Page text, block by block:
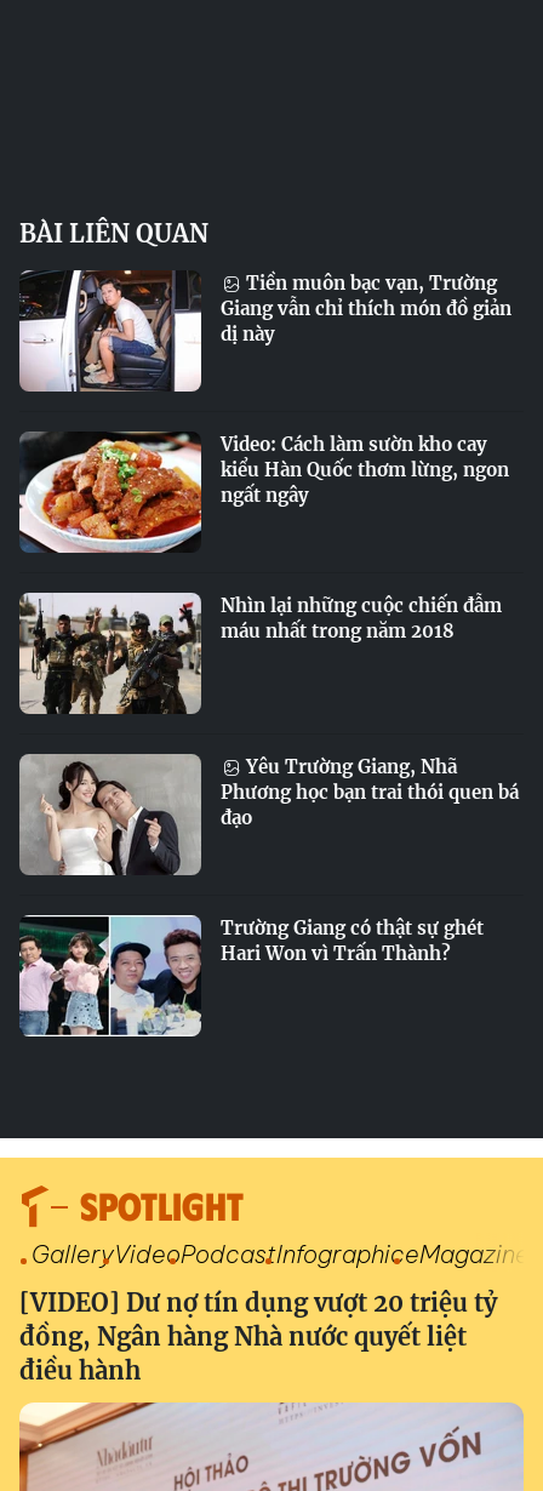
BÀI LIÊN QUAN
Tiền muôn bạc vạn, Trường
Giang vẫn chỉ thích món đồ giản
dị này
Video: Cách làm sườn kho cay
kiểu Hàn Quốc thơm lừng, ngon
ngất ngây
Nhìn lại những cuộc chiến đẫm
máu nhất trong năm 2018
Yêu Trường Giang, Nhã
Phương học bạn trai thói quen bá
đạo
Trường Giang có thật sự ghét
Hari Won vì Trấn Thành?
SPOTLIGHT
GalleryVideoPodcastInfographiceMagazine
[VIDEO] Dư nợ tín dụng vượt 20 triệu tỷ
đồng, Ngân hàng Nhà nước quyết liệt
điều hành